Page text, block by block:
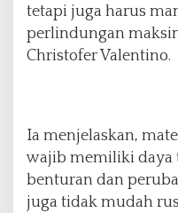
tetapi juga harus
perlindungan
Christofer Valentino.
Ia menjelaskan,
wajib memiliki daya
benturan dan
juga tidak mudah